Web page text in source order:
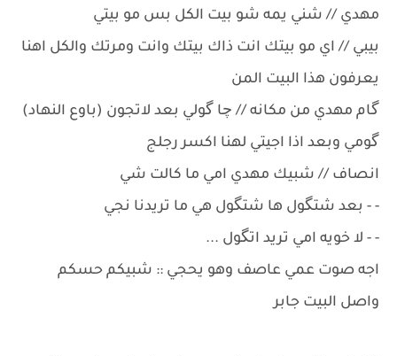
مهدي // شني يمه شو بيت الكل بس مو بيتي
بيبي // اي مو بيتك انت ذاك بيتك وانت ومرتك والكل اهنا
يعرفون هذا البيت المن
گام مهدي من مكانه // چا گولي بعد لاتجون (باوع النهاد)
گومي وبعد اذا اجيتي لهنا اكسر رجلج
انصاف // شبيك مهدي امي ما كالت شي
- - بعد شتگول ها شتگول هي ما تريدنا نجي
- - لا خويه امي تريد اتگول ...
اجه صوت عمي عاصف وهو يحجي :: شبيكم حسكم
واصل البيت جابر